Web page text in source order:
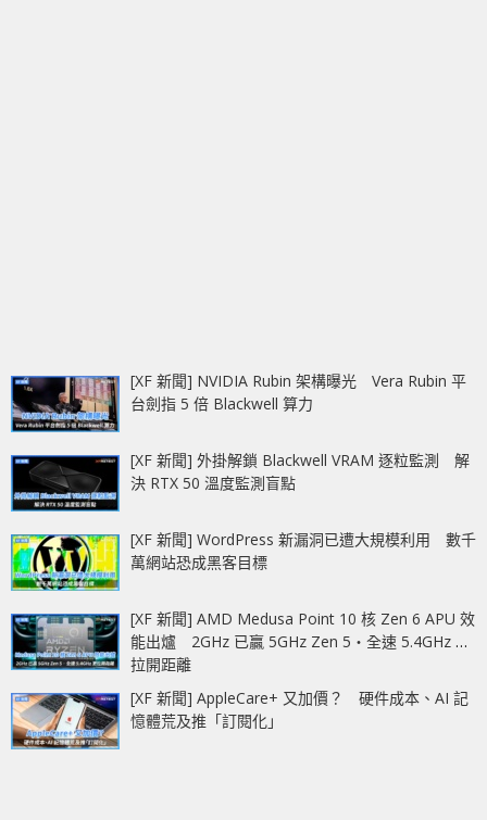
[XF 新聞] NVIDIA Rubin 架構曝光 Vera Rubin 平
台劍指 5 倍 Blackwell 算力
[XF 新聞] 外掛解鎖 Blackwell VRAM 逐粒監測 解
決 RTX 50 溫度監測盲點
[XF 新聞] WordPress 新漏洞已遭大規模利用 數千
萬網站恐成黑客目標
[XF 新聞] AMD Medusa Point 10 核 Zen 6 APU 效
能出爐 2GHz 已贏 5GHz Zen 5‧全速 5.4GHz 更
拉開距離
[XF 新聞] AppleCare+ 又加價？ 硬件成本、AI 記
憶體荒及推「訂閱化」